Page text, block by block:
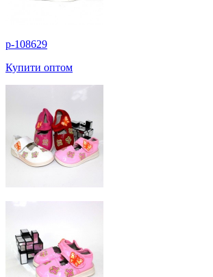
p-108629
Купити оптом